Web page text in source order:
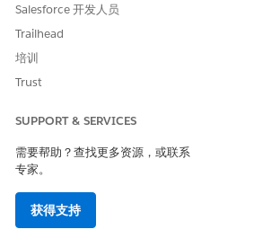
Salesforce 开发人员
Trailhead
培训
Trust
SUPPORT & SERVICES
需要帮助？查找更多资源，或联系
专家。
获得支持